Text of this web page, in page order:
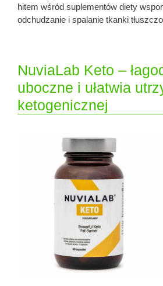
hitem wśród suplementów diety
odchudzanie i spalanie tkanki
NuviaLab Keto –
uboczne i ułatwia
ketogenicznej